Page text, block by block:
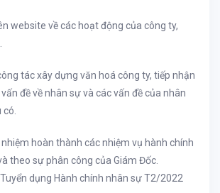
website về các hoạt động của công ty,
tác xây dựng văn hoá công ty, tiếp nhận
đề về nhân sự và các vấn đề của nhân
hoàn thành các nhiệm vụ hành chính
theo sự phân công của Giám Đốc.
dụng Hành chính nhân sự T2/2022